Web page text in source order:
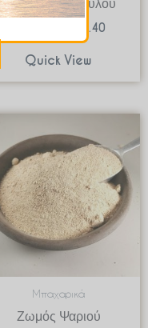
Ζωμός Κοτόπουλου
19.40
Quick View
Μπαχαρικά
Ζωμός Ψαριού
€ 2.11
through
€